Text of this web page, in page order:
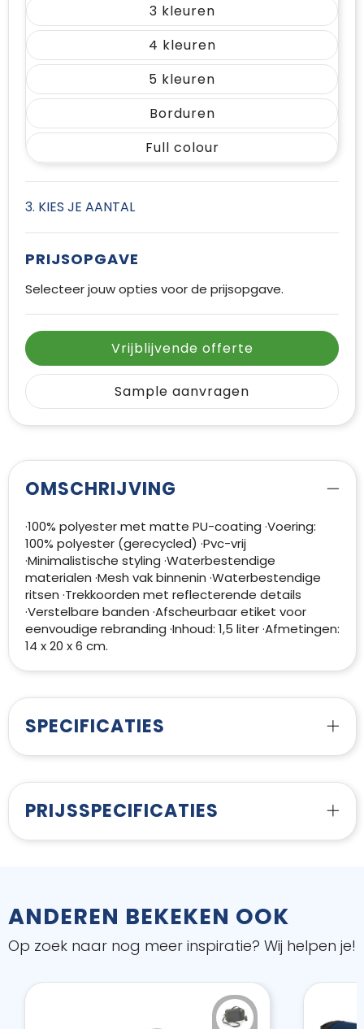
3
4
5
Borduren
Full colour
3. KIES JE AANTAL
PRIJSOPGAVE
Selecteer jouw opties voor de prijsopgave.
Vrijblijvende offerte
Sample aanvragen
OMSCHRIJVING
·100% polyester met matte PU-coating ·Voering:
100% polyester (gerecycled) ·Pvc-vrij
·Minimalistische styling ·Waterbestendige
materialen ·Mesh vak binnenin ·Waterbestendige
ritsen ·Trekkoorden met reflecterende details
·Verstelbare banden ·Afscheurbaar etiket voor
eenvoudige rebranding ·Inhoud: 1,5 liter ·Afmetingen:
14 x 20 x 6 cm.
SPECIFICATIES
PRIJSSPECIFICATIES
ANDEREN BEKEKEN OOK
Op zoek naar nog meer inspiratie? Wij helpen je!